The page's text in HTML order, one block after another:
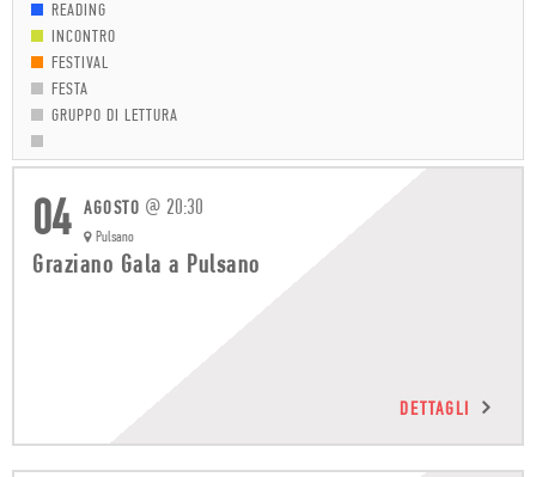
READING
INCONTRO
FESTIVAL
FESTA
GRUPPO DI LETTURA
04 AGOSTO @ 20:30
Pulsano
Graziano Gala a Pulsano
DETTAGLI